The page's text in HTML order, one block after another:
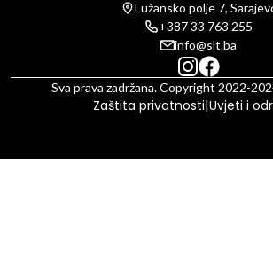
Lužansko polje 7,
+387 33 763 255
info@slt.ba
Sva prava zadržana. Copyright 2022-
Zaštita privatnosti|Uvjeti i